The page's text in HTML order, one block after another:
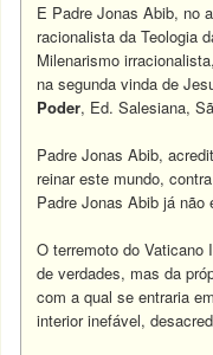
E Padre Jonas Abib, no
racionalista da Teologia
Milenarismo
na segunda vinda de
Poder, Ed. Salesiana,
Padre Jonas Abib,
reinar este mundo,
Padre Jonas Abib já
O terremoto do Vaticano
de verdades, mas da
com a qual se entraria
interior inefável,